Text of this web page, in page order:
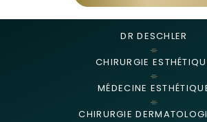
DR DESCHLER
CHIRURGIE
MÉDECINE
CHIRURGIE